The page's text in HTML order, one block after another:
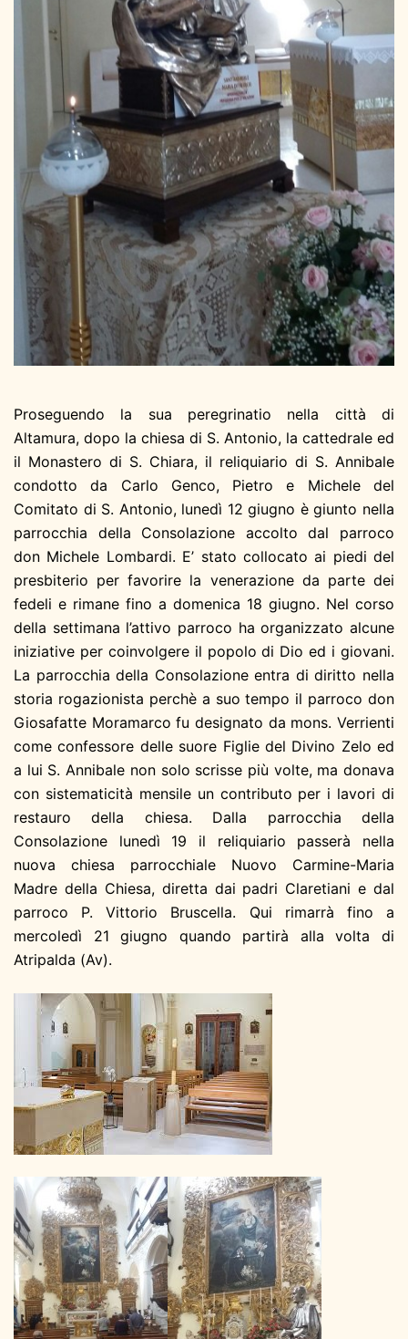
Proseguendo la sua peregrinatio nella città di
Altamura, dopo la chiesa di S. Antonio, la cattedrale ed
il Monastero di S. Chiara, il reliquiario di S. Annibale
condotto da Carlo Genco, Pietro e Michele del
Comitato di S. Antonio, lunedì 12 giugno è giunto nella
parrocchia della Consolazione accolto dal parroco
don Michele Lombardi. E’ stato collocato ai piedi del
presbiterio per favorire la venerazione da parte dei
fedeli e rimane fino a domenica 18 giugno. Nel corso
della settimana l’attivo parroco ha organizzato alcune
iniziative per coinvolgere il popolo di Dio ed i giovani.
La parrocchia della Consolazione entra di diritto nella
storia rogazionista perchè a suo tempo il parroco don
Giosafatte Moramarco fu designato da mons. Verrienti
come confessore delle suore Figlie del Divino Zelo ed
a lui S. Annibale non solo scrisse più volte, ma donava
con sistematicità mensile un contributo per i lavori di
restauro della chiesa. Dalla parrocchia della
Consolazione lunedì 19 il reliquiario passerà nella
nuova chiesa parrocchiale Nuovo Carmine-Maria
Madre della Chiesa, diretta dai padri Claretiani e dal
parroco P. Vittorio Bruscella. Qui rimarrà fino a
mercoledì 21 giugno quando partirà alla volta di
Atripalda (Av).